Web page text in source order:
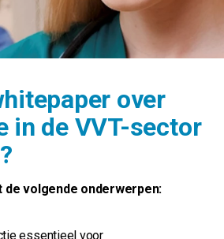
over
in de VVT-sector
de volgende onderwerpen:
essentieel voor